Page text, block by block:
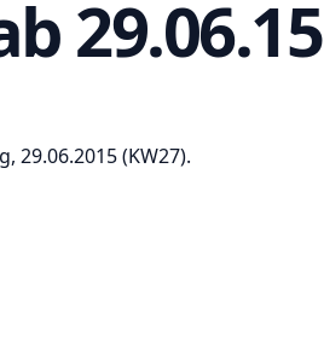
29.06.15
(KW27).